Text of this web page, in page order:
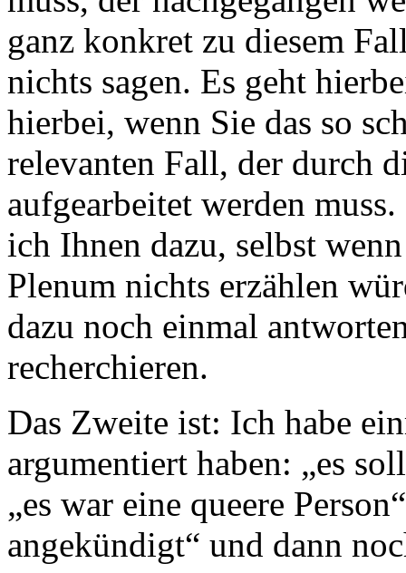
ganz konkret zu diesem
nichts sagen. Es geht
hierbei, wenn Sie das so
relevanten Fall, der durch
aufgearbeitet werden
ich Ihnen dazu, selbst
Plenum nichts erzählen
dazu noch einmal
recherchieren.
Das Zweite ist: Ich habe
argumentiert haben: „es
„es war eine queere
angekündigt“ und dann